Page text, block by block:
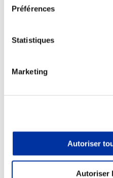
Préférences
Statistiques
Marketing
Autoriser
Autoriser